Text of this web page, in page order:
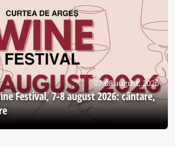
07-08 august, 2026
Festival, 7-8 august 2026: cântare,